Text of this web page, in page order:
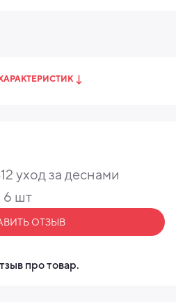
уход за деснами
6 шт
ОТЗЫВ
про товар.